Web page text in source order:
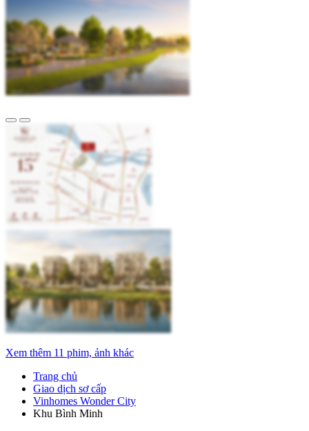
Xem thêm 11 phim, ảnh khác
Trang chủ
Giao dịch sơ cấp
Vinhomes Wonder City
Khu Bình Minh